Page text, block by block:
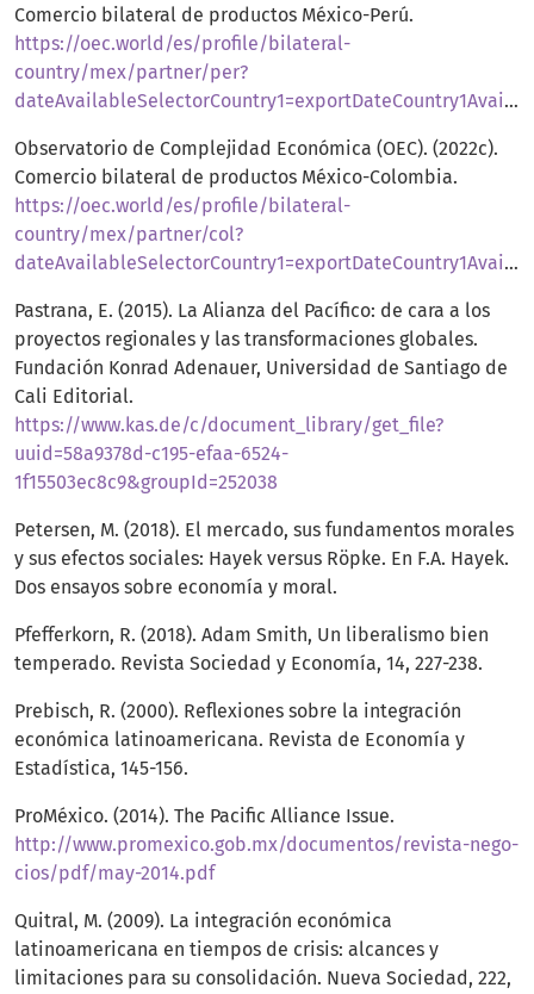
Comercio bilateral de productos México-Perú.
https://oec.world/es/profile/bilateral-
country/mex/partner/per?
dateAvailableSelectorCountry1=exportDateCountry1Available16&dynamicBilateralTradeSelector=year2020
Observatorio de Complejidad Económica (OEC). (2022c).
Comercio bilateral de productos México-Colombia.
https://oec.world/es/profile/bilateral-
country/mex/partner/col?
dateAvailableSelectorCountry1=exportDateCountry1Available16&dynamicBilateralTradeSelector=year2020
Pastrana, E. (2015). La Alianza del Pacífico: de cara a los
proyectos regionales y las transformaciones globales.
Fundación Konrad Adenauer, Universidad de Santiago de
Cali Editorial.
https://www.kas.de/c/document_library/get_file?
uuid=58a9378d-c195-efaa-6524-
1f15503ec8c9&groupId=252038
Petersen, M. (2018). El mercado, sus fundamentos morales
y sus efectos sociales: Hayek versus Röpke. En F.A. Hayek.
Dos ensayos sobre economía y moral.
Pfefferkorn, R. (2018). Adam Smith, Un liberalismo bien
temperado. Revista Sociedad y Economía, 14, 227-238.
Prebisch, R. (2000). Reflexiones sobre la integración
económica latinoamericana. Revista de Economía y
Estadística, 145-156.
ProMéxico. (2014). The Pacific Alliance Issue.
http://www.promexico.gob.mx/documentos/revista-nego-
cios/pdf/may-2014.pdf
Quitral, M. (2009). La integración económica
latinoamericana en tiempos de crisis: alcances y
limitaciones para su consolidación. Nueva Sociedad, 222,